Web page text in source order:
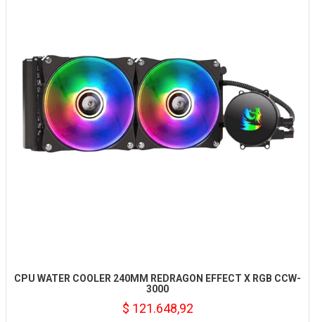
CPU WATER COOLER 240MM REDRAGON EFFECT X RGB CCW-
3000
$ 121.648,92